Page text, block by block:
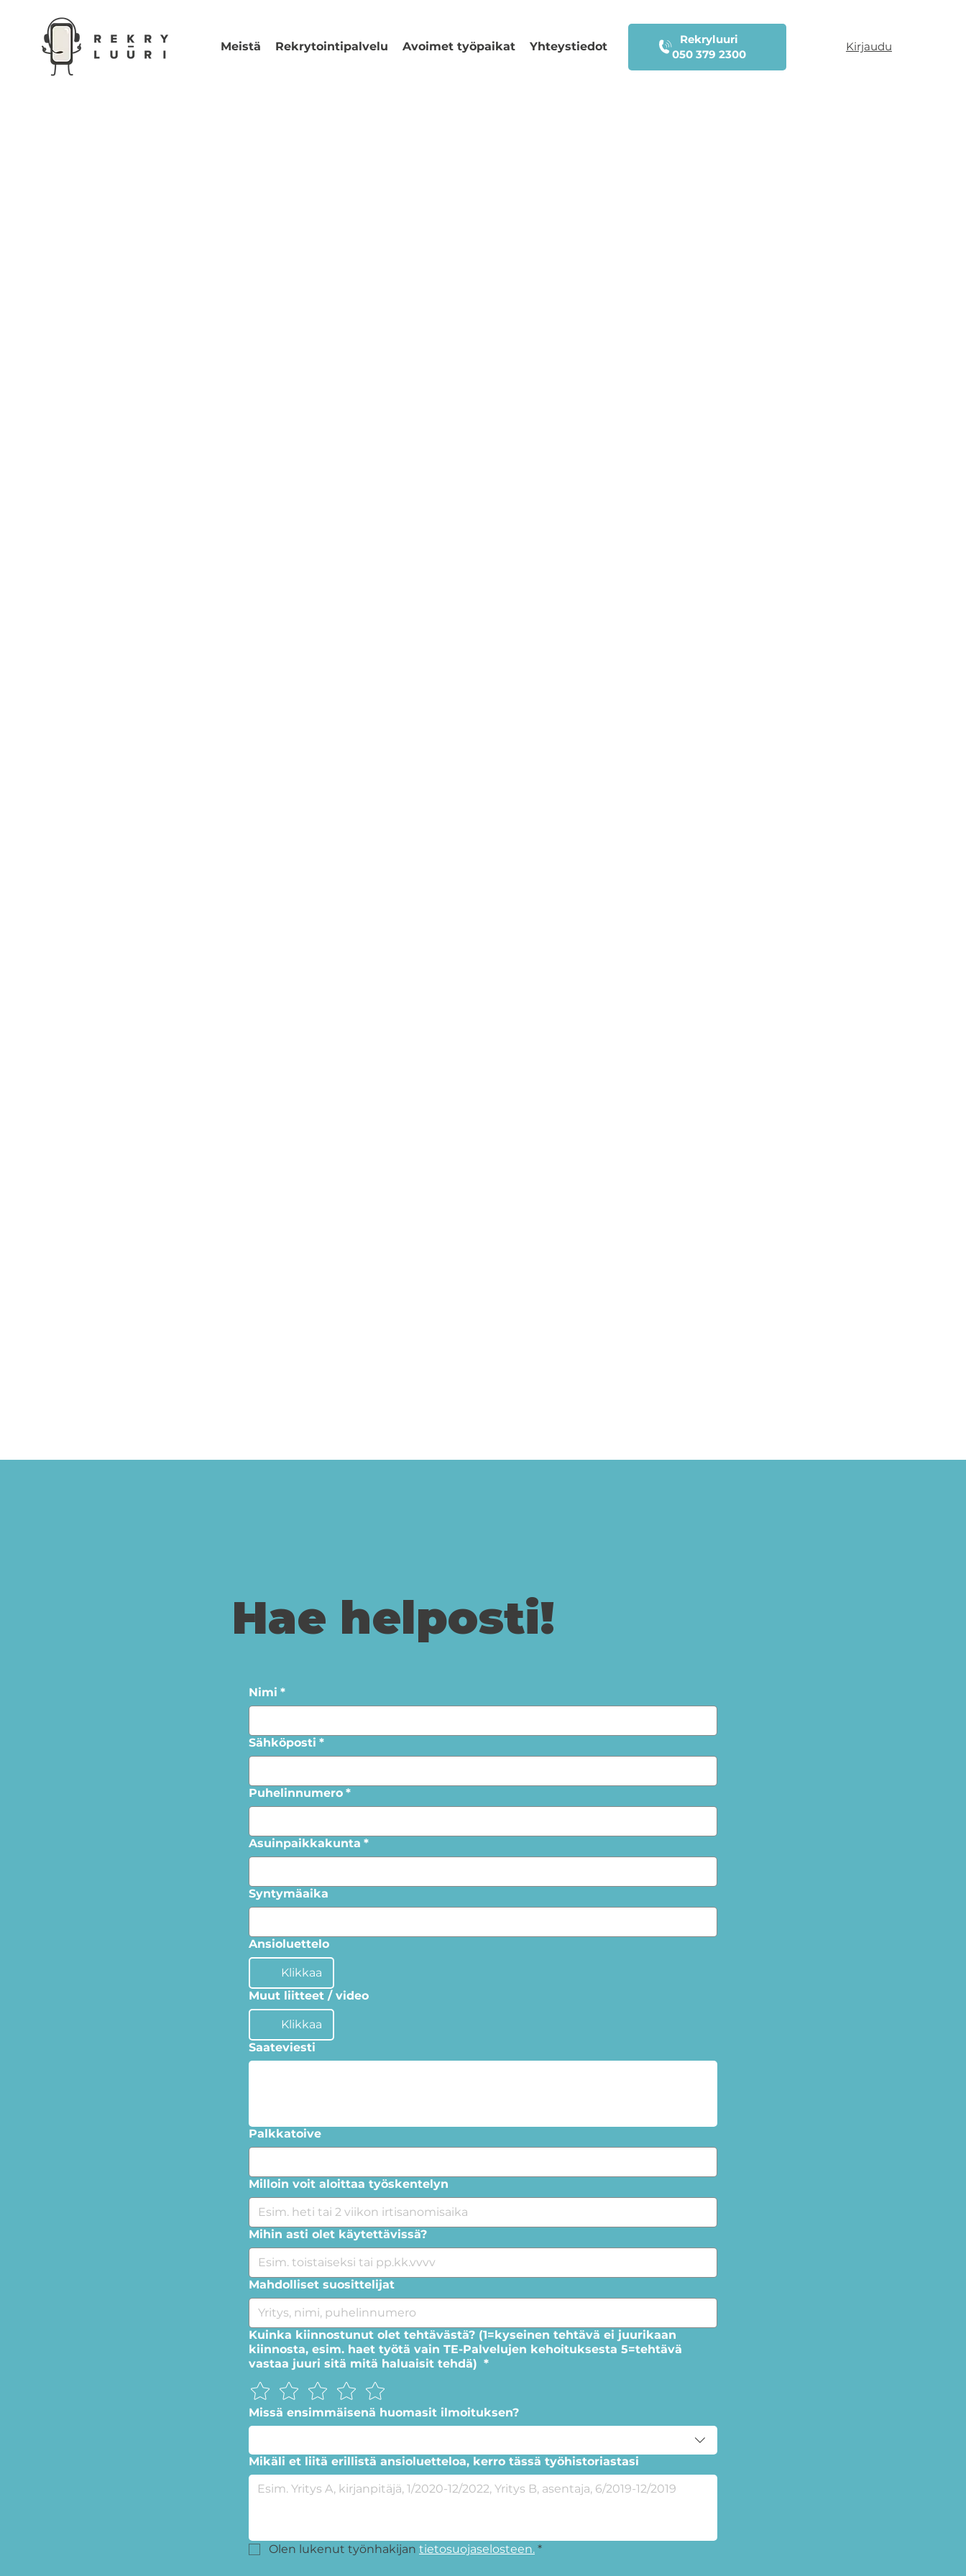
Meistä Rekrytointipalvelu Avoimet työpaikat Yhteystiedot
Rekryluuri
050 379 2300
Kirjaudu
Hae helposti!
Nimi *
Sähköposti *
Puhelinnumero *
Asuinpaikkakunta *
Syntymäaika
Ansioluettelo
Klikkaa
Muut liitteet / video
Klikkaa
Saateviesti
Palkkatoive
Milloin voit aloittaa työskentelyn
Mihin asti olet käytettävissä?
Mahdolliset suosittelijat
Kuinka kiinnostunut olet tehtävästä? (1=kyseinen tehtävä ei juurikaan
kiinnosta, esim. haet työtä vain TE-Palvelujen kehoituksesta 5=tehtävä
vastaa juuri sitä mitä haluaisit tehdä) *
Missä ensimmäisenä huomasit ilmoituksen?
Mikäli et liitä erillistä ansioluetteloa, kerro tässä työhistoriastasi
Olen lukenut työnhakijan tietosuojaselosteen. *